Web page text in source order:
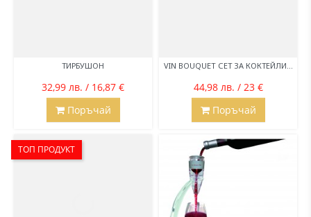
ТИРБУШОН
32,99 лв. / 16,87 €
Поръчай
VIN BOUQUET СЕТ ЗА КОКТЕЙЛИ...
44,98 лв. / 23 €
Поръчай
ТОП ПРОДУКТ